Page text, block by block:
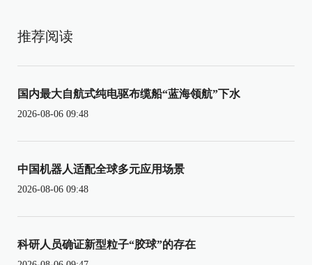
推荐阅读
国内最大自航式纯电驱布缆船“蓝海领航”下水
2026-08-06 09:48
中国机器人适配全球多元应用场景
2026-08-06 09:48
科研人员确证新型粒子“胶球”的存在